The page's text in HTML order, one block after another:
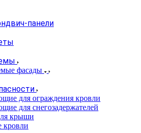
панели
фасады
для ограждения кровли
для снегозадержателей
крыши
кровли